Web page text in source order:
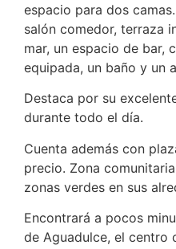
espacio para dos
salón comedor, terraza
mar, un espacio de bar,
equipada, un baño y un
Destaca por su
durante todo el día.
Cuenta además con
precio. Zona
zonas verdes en sus
Encontrará a pocos
de Aguadulce, el centro